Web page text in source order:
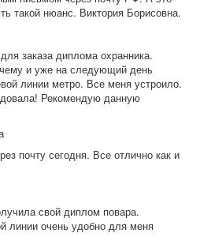
такой нюанс. Виктория Борисовна.
заказа диплома охранника.
и уже на следующий день
линии метро. Все меня устроило.
Рекомендую данную
почту сегодня. Все отлично как и
свой диплом повара.
линии очень удобно для меня